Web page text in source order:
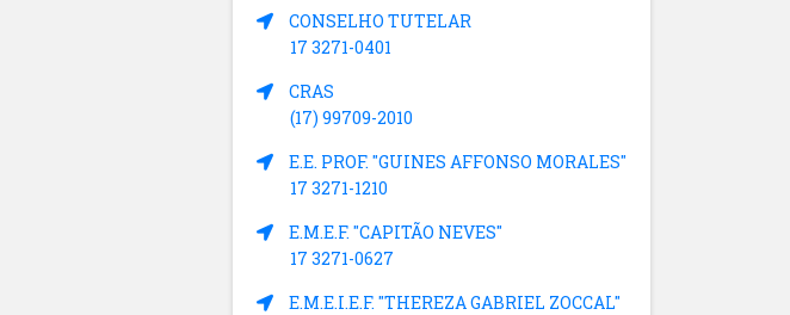
CONSELHO TUTELAR
17 3271-0401
CRAS
(17) 99709-2010
E.E. PROF. "GUINES AFFONSO MORALES"
17 3271-1210
E.M.E.F. "CAPITÃO NEVES"
17 3271-0627
E.M.E.I.E.F. "THEREZA GABRIEL ZOCCAL"